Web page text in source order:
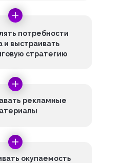
потребности
и выстраивать
стратегию
рекламные
окупаемость